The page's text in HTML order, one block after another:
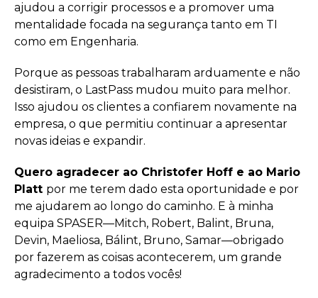
ajudou a corrigir processos e a promover uma
mentalidade focada na segurança tanto em TI
como em Engenharia.
Porque as pessoas trabalharam arduamente e não
desistiram, o LastPass mudou muito para melhor.
Isso ajudou os clientes a confiarem novamente na
empresa, o que permitiu continuar a apresentar
novas ideias e expandir.
Quero agradecer ao Christofer Hoff e ao Mario
Platt por me terem dado esta oportunidade e por
me ajudarem ao longo do caminho. E à minha
equipa SPASER—Mitch, Robert, Balint, Bruna,
Devin, Maeliosa, Bálint, Bruno, Samar—obrigado
por fazerem as coisas acontecerem, um grande
agradecimento a todos vocês!